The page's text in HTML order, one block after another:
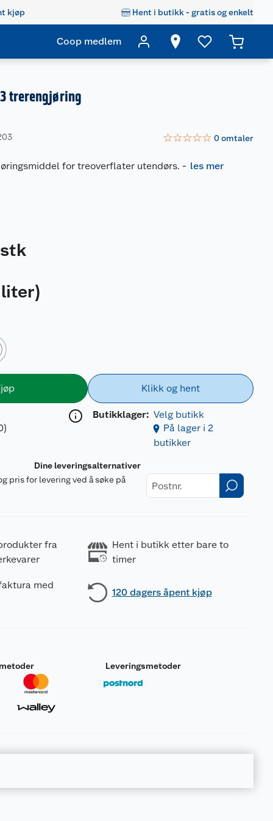
kjøp Hent i butikk - gratis og enkelt
Coop medlem
trerengjøring
☆☆☆☆☆ 0omtaler
for treoverflater utendørs. - les mer
stk
)
Klikk og hent
Butikklager: Velg butikk
På lager i 2
butikker
Dine leveringsalternativer
pris for levering ved å søke på
fra
Hent i butikk etter bare to
timer
med
120 dagers åpent kjøp
Leveringsmetoder